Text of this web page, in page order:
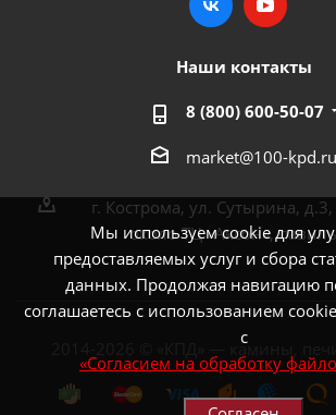
Мы используем cookie для
предоставляемых услуг и сбора
данных. Продолжая навигацию
соглашаетесь с использованием
с
«Согласием на обработку
Наши контакты
8 (800) 600-50-07
market@100-kpd.ru
г. Кострома, ул. Сутырина,
около ТЦ «Аксон»,
2014-2026 © «КПД» — камины,